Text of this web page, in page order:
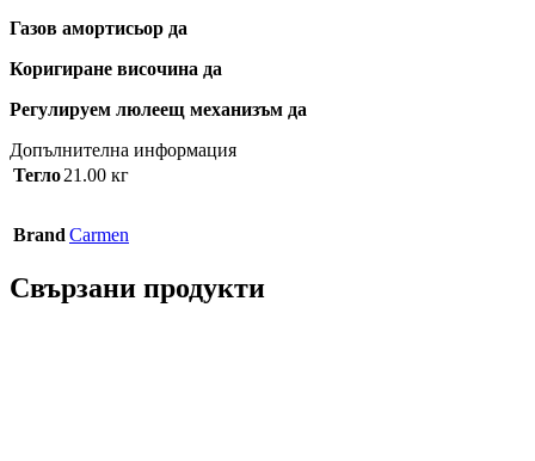
Газов амортисьор да
Коригиране височина да
Регулируем люлеещ механизъм да
Допълнителна информация
Тегло21.00 кг
Brand Carmen
Свързани продукти